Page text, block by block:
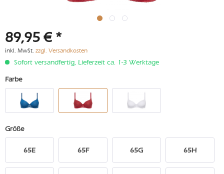
89,95 € *
inkl. MwSt. zzgl. Versandkosten
Sofort versandfertig, Lieferzeit ca. 1-3 Werktage
Farbe
Größe
65E 65F 65G 65H